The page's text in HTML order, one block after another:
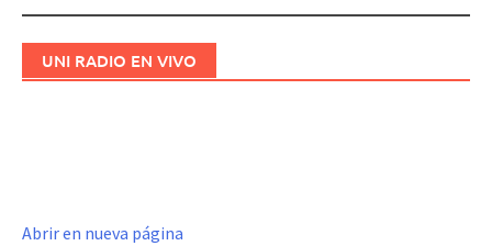
UNI RADIO EN VIVO
Abrir en nueva página